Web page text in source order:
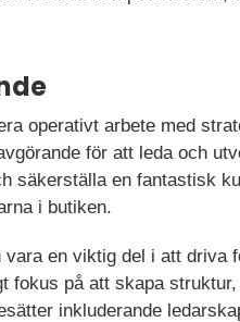
operativt arbete med
för att leda och
säkerställa en fantastisk
i butiken.
en viktig del i att driva
på att skapa
inkluderande